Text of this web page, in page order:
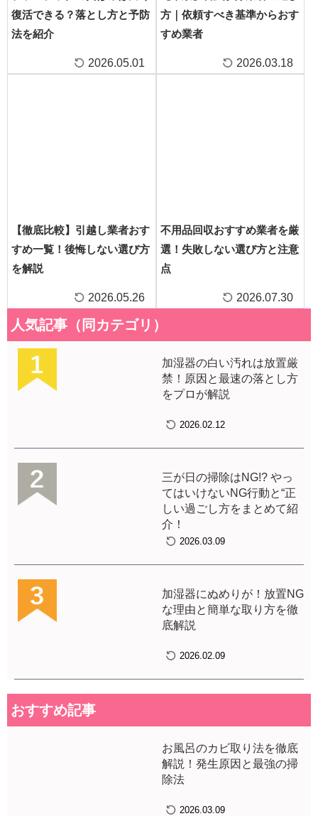
復活できる？落とし方と予防
法を紹介
2026.05.01
方｜依頼すべき基準からおす
すめ業者
2026.03.18
【徹底比較】引越し業者おす
すめ一覧！後悔しない選び方
を解説
2026.05.26
不用品回収おすすめ業者を厳
選！失敗しない選び方と注意
点
2026.07.30
人気記事（同カテゴリ）
加湿器の白い汚れは放置厳
禁！原因と最速の落とし方
をプロが解説
2026.02.12
三が日の掃除はNG!? やっ
てはいけないNG行動と“正
しい過ごし方をまとめて紹
介！
2026.03.09
加湿器にぬめりが！放置NG
な理由と簡単な取り方を徹
底解説
2026.02.09
おすすめ記事
お風呂のカビ取り法を徹底
解説！発生原因と最強の掃
除法
2026.03.09